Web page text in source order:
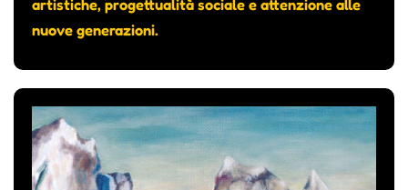
artistiche, progettualità sociale e attenzione alle
nuove generazioni.